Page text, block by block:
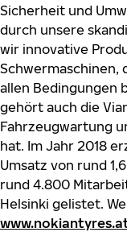
Sicherheit und
durch unsere
wir innovative
allen Bedingungen
gehört auch die
Fahrzeugwartung
hat. Im Jahr 2018
Umsatz von rund
rund 4.800
Helsinki gelistet.